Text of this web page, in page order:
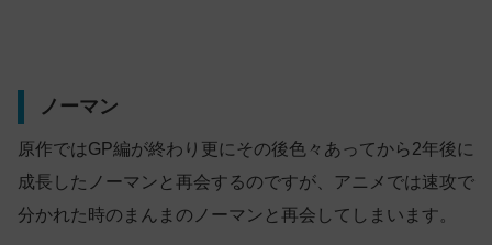
ノーマン
原作ではGP編が終わり更にその後色々あってから2年後に
成長したノーマンと再会するのですが、アニメでは速攻で
分かれた時のまんまのノーマンと再会してしまいます。